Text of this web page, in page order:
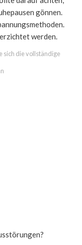
gönnen.
werden.
sich die vollständige